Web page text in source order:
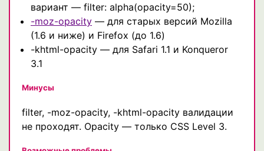
вариант — filter: alpha(opacity=50);
-moz-opacity — для старых версий Mozilla
(1.6 и ниже) и Firefox (до 1.6)
-khtml-opacity — для Safari 1.1 и Konqueror
3.1
Минусы
filter, -moz-opacity, -khtml-opacity валидации
не проходят. Opacity — только CSS Level 3.